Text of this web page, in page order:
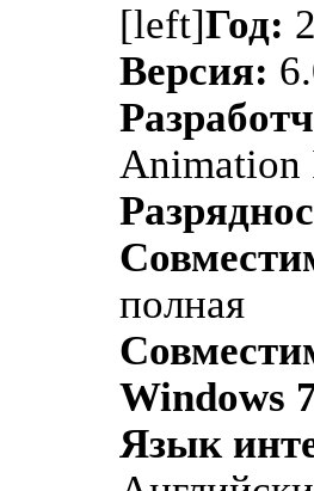
[left]Год:
Версия:
Animation
полная
Windows
Язык